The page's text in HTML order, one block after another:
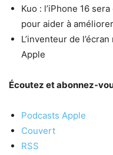
Kuo : l’iPhone 16
pour aider à
L’inventeur de
Apple
Écoutez et abonnez-
Podcasts Apple
Couvert
RSS